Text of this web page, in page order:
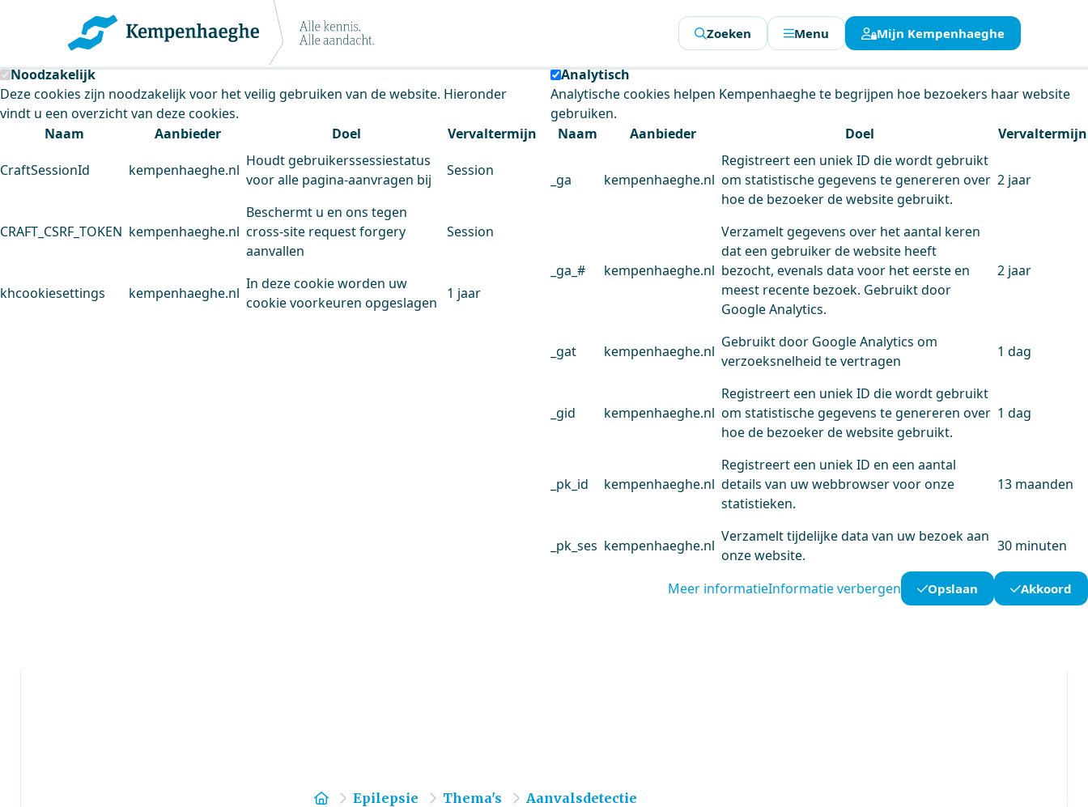
Kempenhaeghe maakt gebruik van cookies
Deze site plaatst cookies. Dit doen we om het gebruik van de website te analyseren en het gebruiksgemak te verbeteren.
Noodzakelijk
Deze cookies zijn noodzakelijk voor het veilig gebruiken van de website. Hieronder
vindt u een overzicht van deze cookies.
Naam
Aanbieder Doel Vervaltermijn
CraftSessionId kempenhaeghe.nl
Houdt gebruikerssessiestatus
voor alle pagina-aanvragen bij
Session
CRAFT_CSRF_TOKEN kempenhaeghe.nl
Beschermt u en ons tegen
cross-site request forgery
aanvallen
Session
khcookiesettings kempenhaeghe.nl
In deze cookie worden uw
cookie voorkeuren opgeslagen
1 jaar
Analytisch
Analytische cookies helpen Kempenhaeghe te begrijpen hoe bezoekers haar website
gebruiken.
Naam
Aanbieder Doel Vervaltermijn
_ga kempenhaeghe.nl
Registreert een uniek ID die wordt gebruikt
om statistische gegevens te genereren over
hoe de bezoeker de website gebruikt.
2 jaar
_ga_# kempenhaeghe.nl
Verzamelt gegevens over het aantal keren
dat een gebruiker de website heeft
bezocht, evenals data voor het eerste en
meest recente bezoek. Gebruikt door
Google Analytics.
2 jaar
_gat kempenhaeghe.nl
Gebruikt door Google Analytics om
verzoeksnelheid te vertragen
1 dag
_gid kempenhaeghe.nl
Registreert een uniek ID die wordt gebruikt
om statistische gegevens te genereren over
hoe de bezoeker de website gebruikt.
1 dag
_pk_id kempenhaeghe.nl
Registreert een uniek ID en een aantal
details van uw webbrowser voor onze
statistieken.
13 maanden
_pk_ses kempenhaeghe.nl
Verzamelt tijdelijke data van uw bezoek aan
onze website.
30 minuten
Meer informatieInformatie verbergen Opslaan Akkoord
Zoeken Menu Mijn Kempenhaeghe
Home
Epilepsie Thema's Aanvalsdetectie